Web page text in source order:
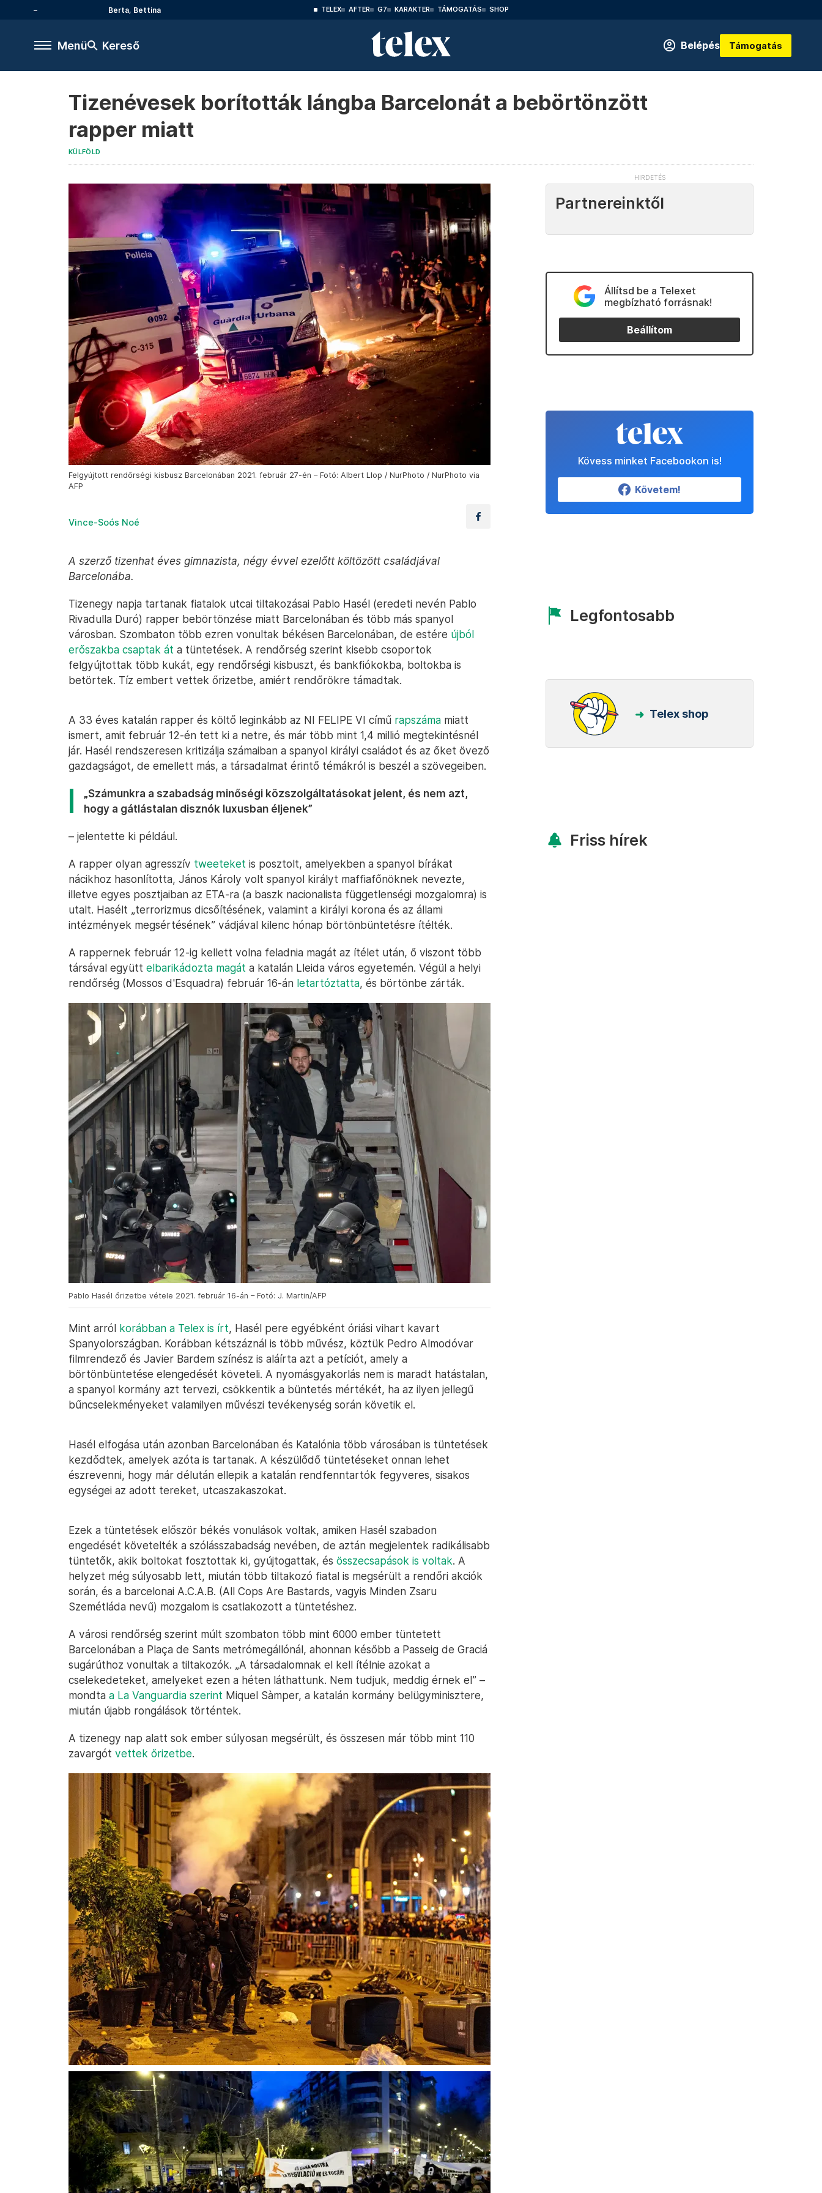
Berta, Bettina TELEX AFTER G7 KARAKTER TÁMOGATÁS SHOP
Menü Kereső Belépés Támogatás
Tizenévesek borították lángba Barcelonát a bebörtönzött
rapper miatt
KÜLFÖLD
Felgyújtott rendőrségi kisbusz Barcelonában 2021. február 27-én – Fotó: Albert Llop / NurPhoto / NurPhoto via
AFP
Vince-Soós Noé
A szerző tizenhat éves gimnazista, négy évvel ezelőtt költözött családjával
Barcelonába.
Tizenegy napja tartanak fiatalok utcai tiltakozásai Pablo Hasél (eredeti nevén Pablo
Rivadulla Duró) rapper bebörtönzése miatt Barcelonában és több más spanyol
városban. Szombaton több ezren vonultak békésen Barcelonában, de estére újból
erőszakba csaptak át a tüntetések. A rendőrség szerint kisebb csoportok
felgyújtottak több kukát, egy rendőrségi kisbuszt, és bankfiókokba, boltokba is
betörtek. Tíz embert vettek őrizetbe, amiért rendőrökre támadtak.
A 33 éves katalán rapper és költő leginkább az NI FELIPE VI című rapszáma miatt
ismert, amit február 12-én tett ki a netre, és már több mint 1,4 millió megtekintésnél
jár. Hasél rendszeresen kritizálja számaiban a spanyol királyi családot és az őket övező
gazdagságot, de emellett más, a társadalmat érintő témákról is beszél a szövegeiben.
„Számunkra a szabadság minőségi közszolgáltatásokat jelent, és nem azt,
hogy a gátlástalan disznók luxusban éljenek”
– jelentette ki például.
A rapper olyan agresszív tweeteket is posztolt, amelyekben a spanyol bírákat
nácikhoz hasonlította, János Károly volt spanyol királyt maffiafőnöknek nevezte,
illetve egyes posztjaiban az ETA-ra (a baszk nacionalista függetlenségi mozgalomra) is
utalt. Hasélt „terrorizmus dicsőítésének, valamint a királyi korona és az állami
intézmények megsértésének” vádjával kilenc hónap börtönbüntetésre ítélték.
A rappernek február 12-ig kellett volna feladnia magát az ítélet után, ő viszont több
társával együtt elbarikádozta magát a katalán Lleida város egyetemén. Végül a helyi
rendőrség (Mossos d'Esquadra) február 16-án letartóztatta, és börtönbe zárták.
Pablo Hasél őrizetbe vétele 2021. február 16-án – Fotó: J. Martin/AFP
Mint arról korábban a Telex is írt, Hasél pere egyébként óriási vihart kavart
Spanyolországban. Korábban kétszáznál is több művész, köztük Pedro Almodóvar
filmrendező és Javier Bardem színész is aláírta azt a petíciót, amely a
börtönbüntetése elengedését követeli. A nyomásgyakorlás nem is maradt hatástalan,
a spanyol kormány azt tervezi, csökkentik a büntetés mértékét, ha az ilyen jellegű
bűncselekményeket valamilyen művészi tevékenység során követik el.
Hasél elfogása után azonban Barcelonában és Katalónia több városában is tüntetések
kezdődtek, amelyek azóta is tartanak. A készülődő tüntetéseket onnan lehet
észrevenni, hogy már délután ellepik a katalán rendfenntartók fegyveres, sisakos
egységei az adott tereket, utcaszakaszokat.
Ezek a tüntetések először békés vonulások voltak, amiken Hasél szabadon
engedését követelték a szólásszabadság nevében, de aztán megjelentek radikálisabb
tüntetők, akik boltokat fosztottak ki, gyújtogattak, és összecsapások is voltak. A
helyzet még súlyosabb lett, miután több tiltakozó fiatal is megsérült a rendőri akciók
során, és a barcelonai A.C.A.B. (All Cops Are Bastards, vagyis Minden Zsaru
Szemétláda nevű) mozgalom is csatlakozott a tüntetéshez.
A városi rendőrség szerint múlt szombaton több mint 6000 ember tüntetett
Barcelonában a Plaça de Sants metrómegállónál, ahonnan később a Passeig de Graciá
sugárúthoz vonultak a tiltakozók. „A társadalomnak el kell ítélnie azokat a
cselekedeteket, amelyeket ezen a héten láthattunk. Nem tudjuk, meddig érnek el” –
mondta a La Vanguardia szerint Miquel Sàmper, a katalán kormány belügyminisztere,
miután újabb rongálások történtek.
A tizenegy nap alatt sok ember súlyosan megsérült, és összesen már több mint 110
zavargót vettek őrizetbe.
Partnereinktől
Állítsd be a Telexet
megbízható forrásnak!
Beállítom
Kövess minket Facebookon is!
Követem!
Legfontosabb
Telex shop
Friss hírek